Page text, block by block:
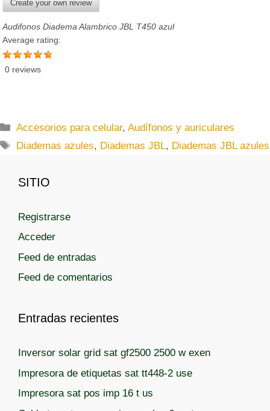
Create your own review
Audifonos Diadema Alambrico JBL T450 azul
Average rating:
0 reviews
C
a
g
r
s
Accesorios para celular,Audífonos y auriculares
E
q
e
t
s
Diademas azules, Diademas JBL, Diademas JBL azules
SITIO
Registrarse
Acceder
Feed de entradas
Feed de comentarios
Entradas recientes
Inversor solar grid sat gf2500 2500 w exen
Impresora de etiquetas sat tt448-2 use
Impresora sat pos imp 16 t us